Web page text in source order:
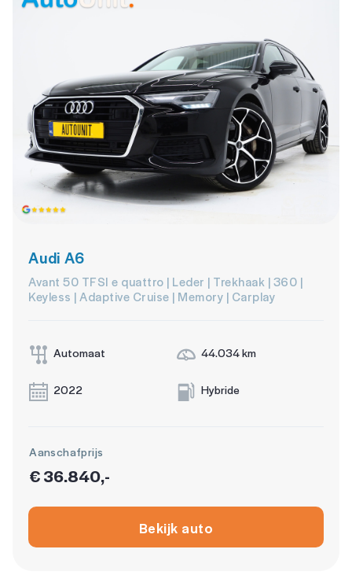
Audi A6
Avant 50 TFSI e quattro | Leder | Trekhaak | 360 |
Keyless | Adaptive Cruise | Memory | Carplay
Automaat 44.034 km
2022 Hybride
Aanschafprijs
€ 36.840,-
Bekijk auto